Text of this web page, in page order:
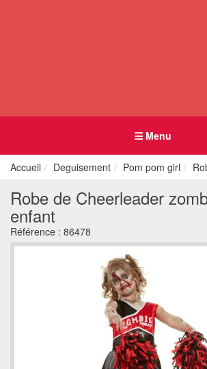
Menu
Accueil Deguisement Pom pom girl
Robe de Cheerleader
enfant
Référence : 86478